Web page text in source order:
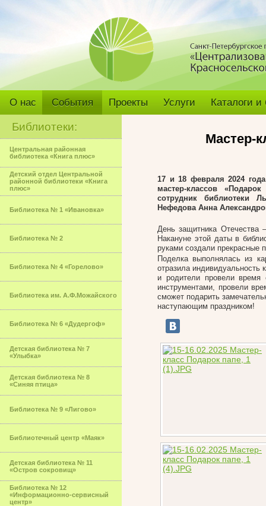
О нас События Проекты Услуги Каталоги
Библиотеки:
Центральная районная
библиотека «Книга плюс»
Детский отдел Центральной
районной библиотеки «Книга
плюс»
Библиотека № 1 «Ивановка»
Библиотека № 2
Библиотека № 4 «Горелово»
Библиотека им. А.Ф.Можайского
Библиотека № 6 «Дудергоф»
Детская библиотека № 7
«Улыбка»
Детская библиотека № 8
«Синяя птица»
Библиотека № 9 «Лигово»
Библиотечный центр «Маяк»
Детская библиотека № 11
«Остров сокровищ»
Библиотека № 12
«Информационно-сервисный
центр»
Мастер-
17 и 18 февраля 2024
мастер-классов
сотрудник библиотеки
Нефедова Анна
День защитника Отечества
Накануне этой даты в
руками создали прекрасные
Поделка выполнялась из
отразила индивидуальность
и родители провели
инструментами, провели
сможет подарить
наступающим праздником!